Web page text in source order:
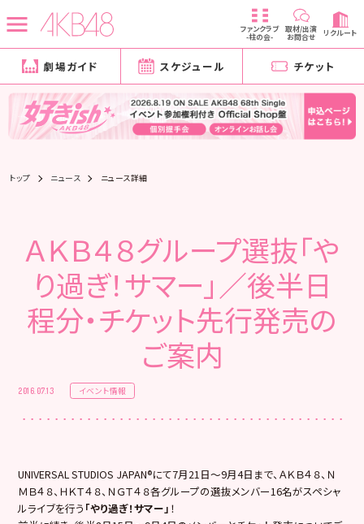
ファンクラブ
-柱の会-
取材/出演
お問合せ リクルート
劇場ガイド スケジュール チケット
トップ ニュース ニュース詳細
ＡＫＢ４８グループ選抜「や
り過ぎ！サマー」／後半日
程分・チケット先行発売の
ご案内
2016.07.13 イベント情報
UNIVERSAL STUDIOS JAPAN®にて7月21日〜9月4日まで、ＡＫＢ４８、Ｎ
ＭＢ４８、ＨＫＴ４８、ＮＧＴ４８各グループの選抜メンバー16名がスペシャ
ルライブを行う 「やり過ぎ！サマー」 ！